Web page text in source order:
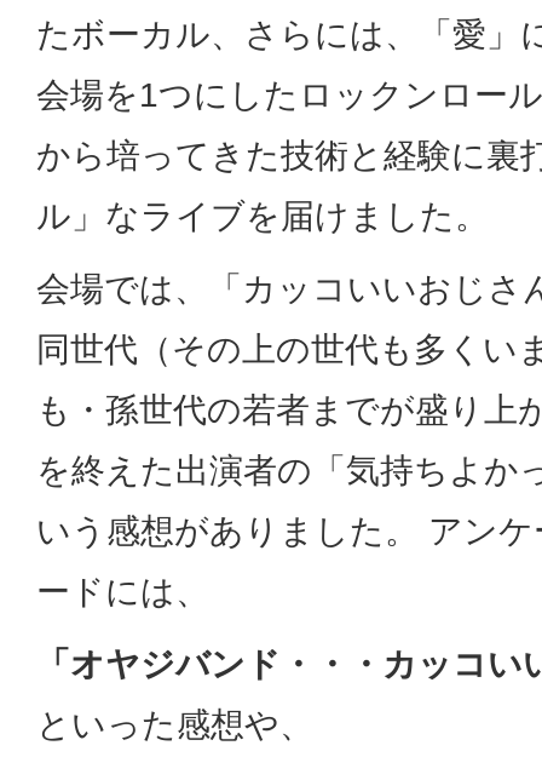
たボーカル、さらには、「愛」
会場を1つにしたロックンロー
から培ってきた技術と経験に裏
ル」なライブを届けました。
会場では、「カッコいいおじさ
同世代（その上の世代も多くい
も・孫世代の若者までが盛り上
を終えた出演者の「気持ちよか
いう感想がありました。 アン
ードには、
「オヤジバンド・・・カッコ
といった感想や、